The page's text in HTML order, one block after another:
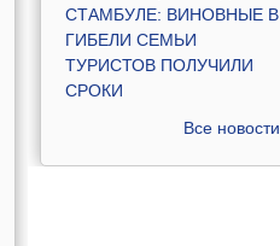
СТАМБУЛЕ: ВИНОВНЫЕ В
ГИБЕЛИ СЕМЬИ
ТУРИСТОВ ПОЛУЧИЛИ
СРОКИ
Все новости